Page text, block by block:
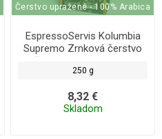
Čerstvo upražené - 100% Arabica
EspressoServis Kolumbia
Supremo Zrnková čerstvo
pražená káva, 100% arabica,
250 g
250 g
8,32 €
Skladom